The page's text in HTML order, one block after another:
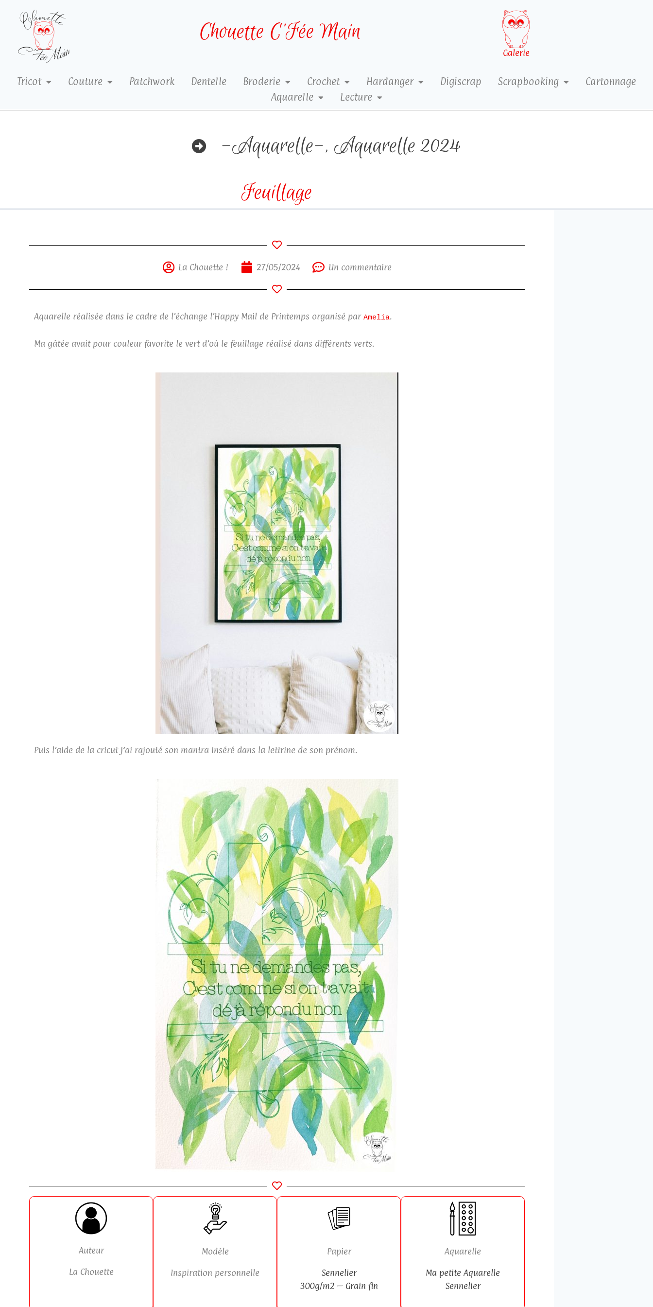
Chouette C’Fée Main
Galerie
Tricot Couture Patchwork Dentelle Broderie Crochet Hardanger Digiscrap Scrapbooking
Cartonnage
Aquarelle
Lecture
-Aquarelle-, Aquarelle 2024
Feuillage
La Chouette ! 27/05/2024 Un commentaire
Aquarelle réalisée dans le cadre de l’échange l’Happy Mail de Printemps organisé par Amelia.
Ma gâtée avait pour couleur favorite le vert d’où le feuillage réalisé dans différents verts.
Puis l’aide de la cricut j’ai rajouté son mantra inséré dans la lettrine de son prénom.
Auteur
La Chouette
Modèle
Inspiration personnelle
Papier
Sennelier
300g/m2 – Grain fin
Aquarelle
Ma petite Aquarelle
Sennelier